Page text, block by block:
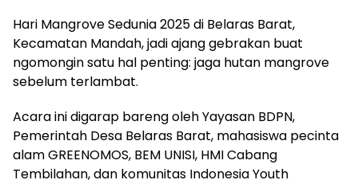
Hari Mangrove Sedunia 2025 di Belaras Barat,
Kecamatan Mandah, jadi ajang gebrakan buat
ngomongin satu hal penting: jaga hutan mangrove
sebelum terlambat.
Acara ini digarap bareng oleh Yayasan BDPN,
Pemerintah Desa Belaras Barat, mahasiswa pecinta
alam GREENOMOS, BEM UNISI, HMI Cabang
Tembilahan, dan komunitas Indonesia Youth